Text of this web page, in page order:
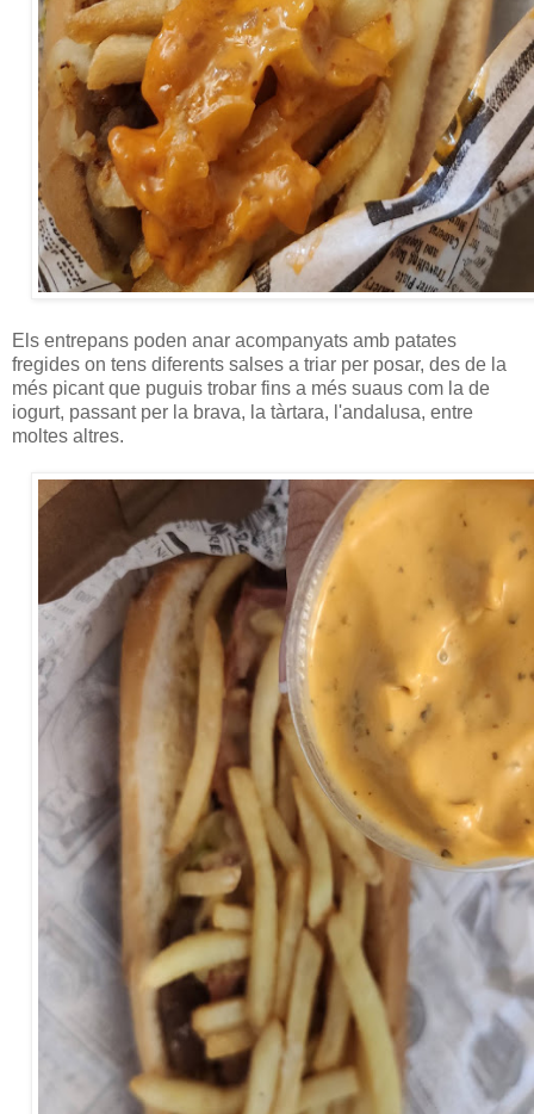
Els entrepans poden anar acompanyats amb patates
fregides on tens diferents salses a triar per posar, des de la
més picant que puguis trobar fins a més suaus com la de
iogurt, passant per la brava, la tàrtara, l'andalusa, entre
moltes altres.